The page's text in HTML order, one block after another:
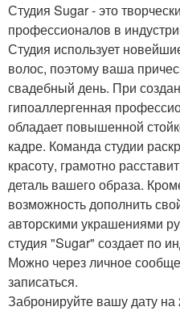
Студия Sugar - это
профессионалов в
Студия использует
волос, поэтому ваша
свадебный день. При
гипоаллергенная
обладает повышенной
кадре. Команда студии
красоту, грамотно
деталь вашего образа.
возможность дополнить
авторскими украшениями
студия "Sugar" создает по
Можно через личное
записаться.
Забронируйте вашу дату на